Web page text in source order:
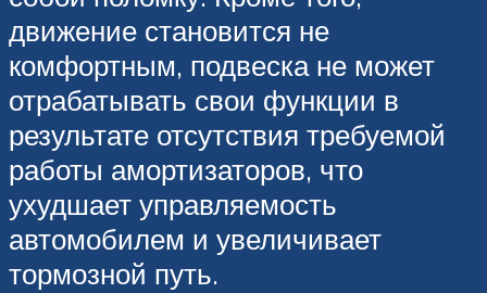
движение становится не
комфортным, подвеска не может
отрабатывать свои функции в
результате отсутствия требуемой
работы амортизаторов, что
ухудшает управляемость
автомобилем и увеличивает
тормозной путь.